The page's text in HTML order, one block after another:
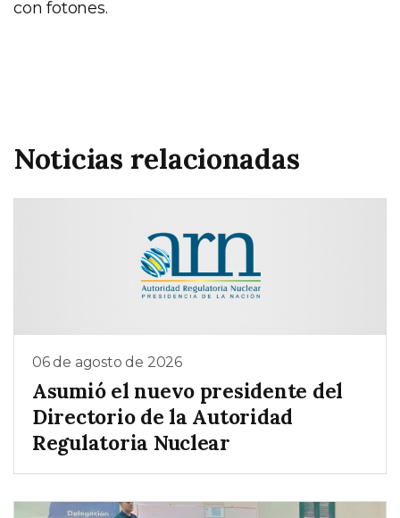
con fotones.
Noticias relacionadas
06 de agosto de 2026
Asumió el nuevo presidente del
Directorio de la Autoridad
Regulatoria Nuclear